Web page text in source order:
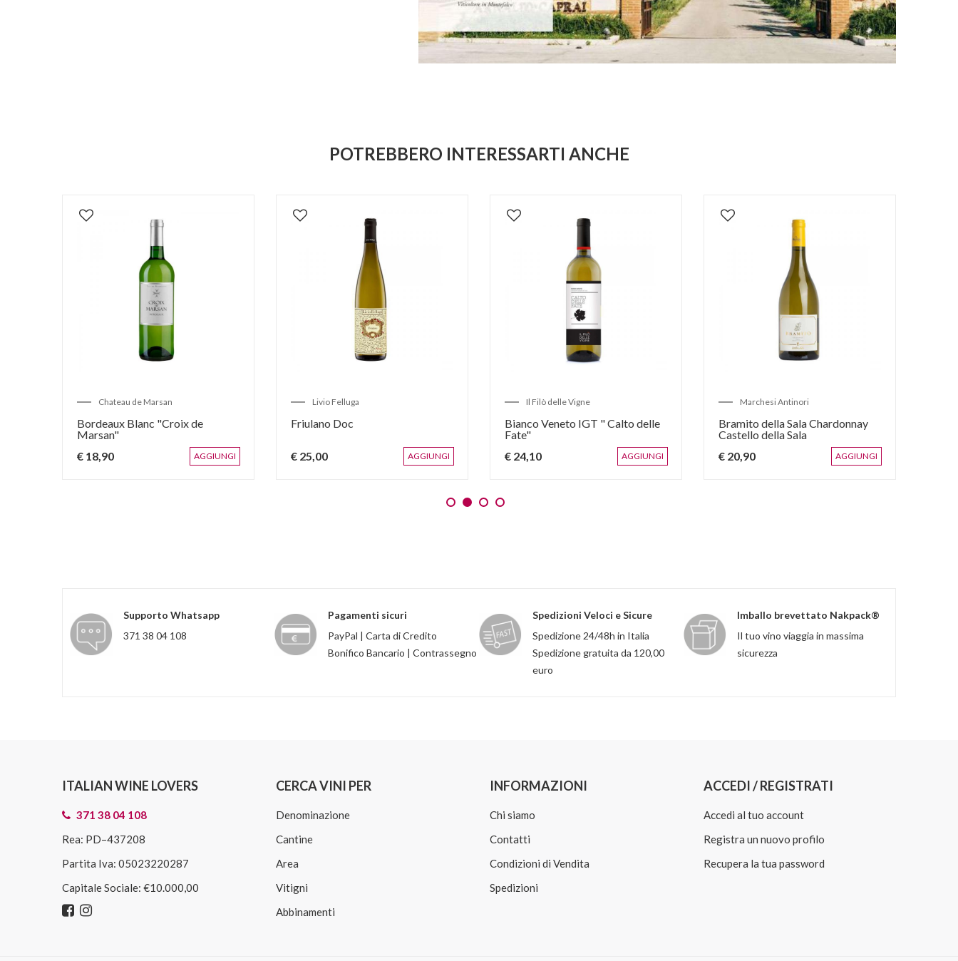
POTREBBERO INTERESSARTI ANCHE
AGGIUNGI
Chateau de Marsan
Bordeaux Blanc "Croix de
Marsan"
€ 18,90
AGGIUNGI
Livio Felluga
Friulano Doc
€ 25,00 AGGIUNGI
Il Filò delle Vigne
Bianco Veneto IGT " Calto delle
Fate"
€ 24,10
AGGIUNGI
Marchesi Antinori
Bramito della Sala Chardonnay
Castello della Sala
€ 20,90
Supporto Whatsapp
371 38 04 108
Pagamenti sicuri
PayPal | Carta di Credito
Bonifico Bancario | Contrassegno
Spedizioni Veloci e Sicure
Spedizione 24/48h in Italia
Spedizione gratuita da 120,00
euro
Imballo brevettato Nakpack®
Il tuo vino viaggia in massima
sicurezza
ITALIAN WINE LOVERS
371 38 04 108
Rea: PD–437208
Partita Iva: 05023220287
Capitale Sociale: €10.000,00
CERCA VINI PER
Denominazione
Cantine
Area
Vitigni
Abbinamenti
INFORMAZIONI
Chi siamo
Contatti
Condizioni di Vendita
Spedizioni
ACCEDI / REGISTRATI
Accedi al tuo account
Registra un nuovo profilo
Recupera la tua password